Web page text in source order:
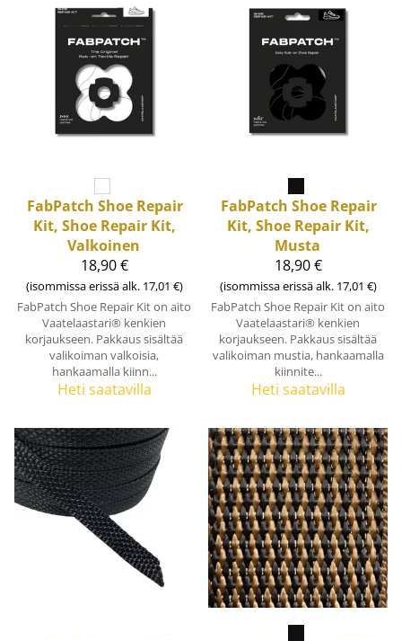
FabPatch Shoe Repair
Kit, Shoe Repair Kit,
Valkoinen
18,90 €
(isommissa erissä alk. 17,01 €)
FabPatch Shoe Repair Kit on aito
Vaatelaastari® kenkien
korjaukseen. Pakkaus sisältää
valikoiman valkoisia,
hankaamalla kiinn...
Heti saatavilla
FabPatch Shoe Repair
Kit, Shoe Repair Kit,
Musta
18,90 €
(isommissa erissä alk. 17,01 €)
FabPatch Shoe Repair Kit on aito
Vaatelaastari® kenkien
korjaukseen. Pakkaus sisältää
valikoiman mustia, hankaamalla
kiinnite...
Heti saatavilla